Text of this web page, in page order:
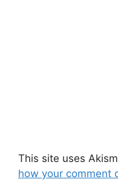
This site uses
how your comment